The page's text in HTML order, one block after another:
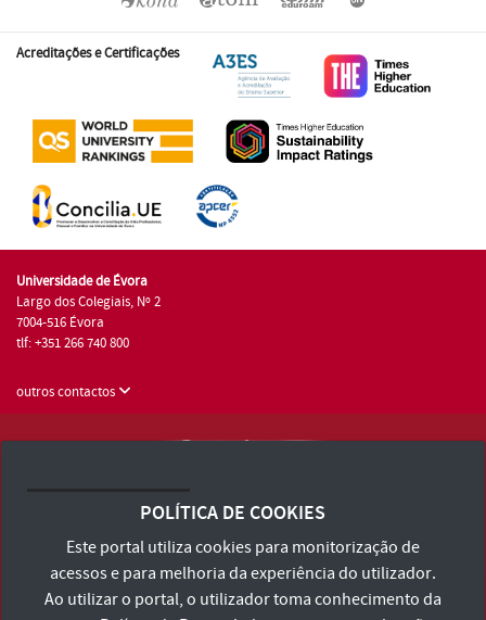
Acreditações e Certificações
Universidade de Évora
Largo dos Colegiais, Nº 2
7004-516 Évora
tlf: +351 266 740 800
outros contactos
Consulte os Termos e Condições e Política de Privacidade
Declaração de Acessibilidade
POLÍTICA DE COOKIES
Este portal utiliza cookies para monitorização de
acessos e para melhoria da experiência do utilizador.
Ao utilizar o portal, o utilizador toma conhecimento da